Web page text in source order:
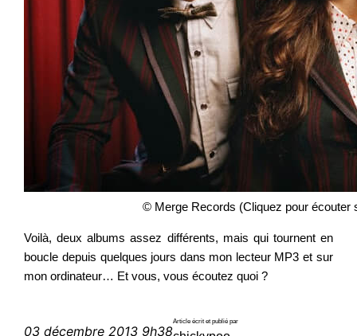
© Merge Records (Cliquez pour écouter
Voilà, deux albums assez différents, mais qui tournent en
boucle depuis quelques jours dans mon lecteur MP3 et sur
mon ordinateur… Et vous, vous écoutez quoi ?
03 décembre 2013 9h38
Article écrit et publié par